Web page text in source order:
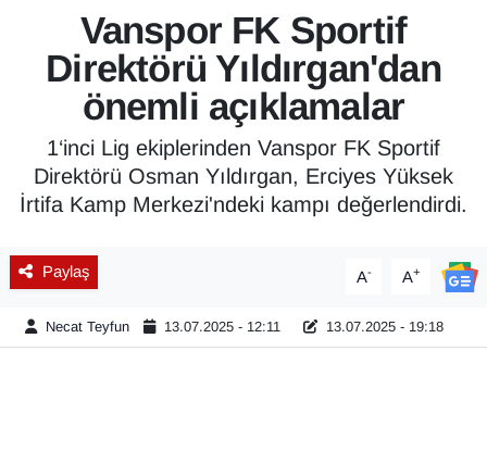
Vanspor FK Sportif
Direktörü Yıldırgan'dan
önemli açıklamalar
1‘inci Lig ekiplerinden Vanspor FK Sportif
Direktörü Osman Yıldırgan, Erciyes Yüksek
İrtifa Kamp Merkezi'ndeki kampı değerlendirdi.
Paylaş A- A+
Necat Teyfun 13.07.2025 - 12:11 13.07.2025 - 19:18
Biyografi
Bölge Haberleri
ÇEVRE
Deprem
Dernekler, Odalar
Van Trafik Yoğunluk Haritası
Süper Lig Puan Durumu ve Fikstür
Tüm Manşetler
Son Dakika Haberleri
Haber Arşivi